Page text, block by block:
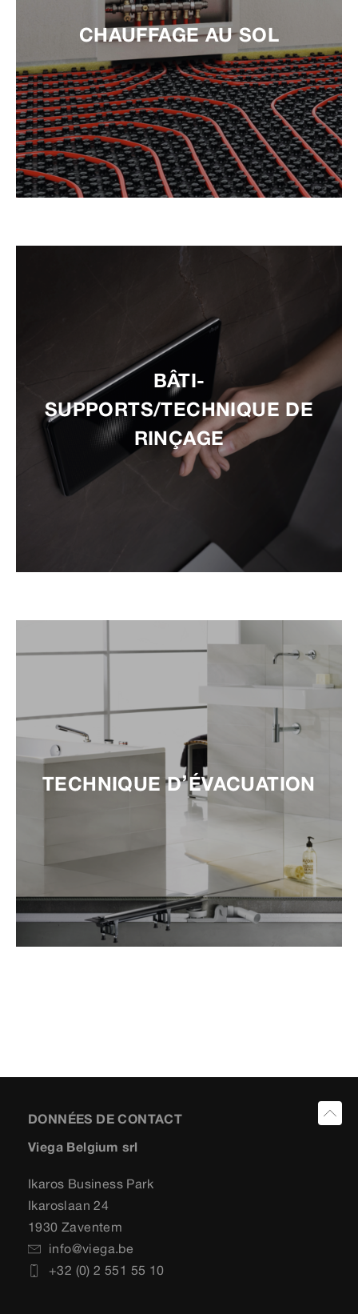
CHAUFFAGE AU SOL
BÂTI-
SUPPORTS/TECHNIQUE DE
RINÇAGE
TECHNIQUE D’ÉVACUATION
DONNÉES DE CONTACT
Viega Belgium srl
Ikaros Business Park
Ikaroslaan 24
1930 Zaventem
info@viega.be
+32 (0) 2 551 55 10